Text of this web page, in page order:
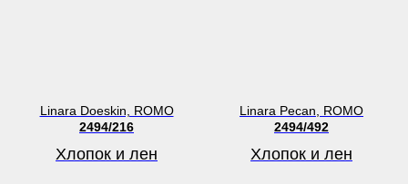
Linara Doeskin, ROMO
2494/216
Хлопок и лен
Linara Pecan, ROMO
2494/492
Хлопок и лен